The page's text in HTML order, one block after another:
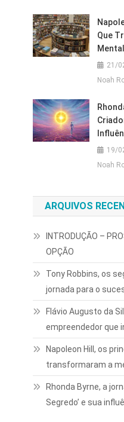
Napoleon Hill, Os Princípios
Que
21/
Noah
Rhonda Byrne, A Jornada Da
19/
Noah
ARQUIVOS
INTRODUÇÃO –
OPÇÃO
Tony Robbins, os
jornada para o
Flávio Augusto da
empreendedor que
Napoleon Hill, os
transformaram a
Rhonda Byrne, a
Segredo’ e sua